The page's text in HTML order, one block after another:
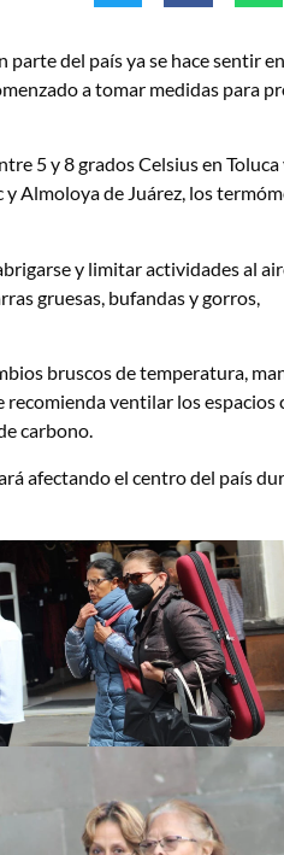
del país ya se hace sentir
a tomar medidas para
5 y 8 grados Celsius en Toluca
Almoloya de Juárez, los
y limitar actividades al
gruesas, bufandas y gorros,
bruscos de temperatura,
recomienda ventilar los espacios
carbono.
afectando el centro del país